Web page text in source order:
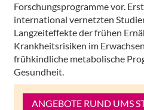
Forschungsprogramme vor.
international vernetzten
Langzeiteffekte der frühen
Krankheitsrisiken im
frühkindliche metabolische
Gesundheit.
ANGEBOTE RUND UMS